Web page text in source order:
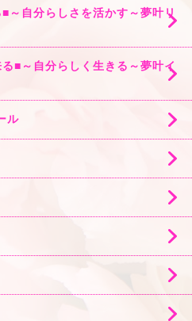
～自分らしさを活かす～夢叶リ
■～自分らしく生きる～夢叶イ
ル